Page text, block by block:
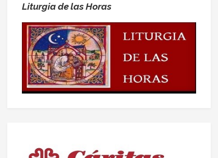
Liturgia de las Horas